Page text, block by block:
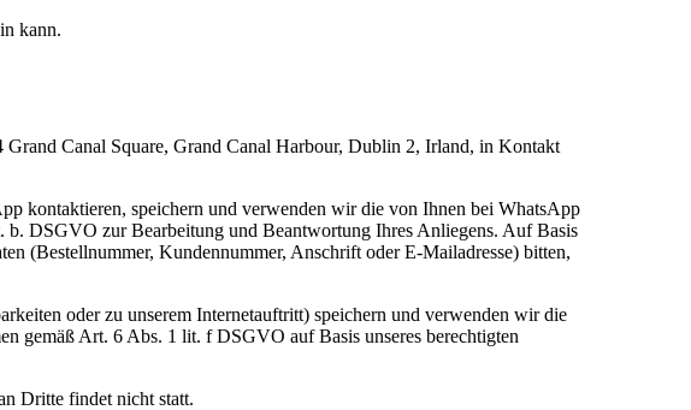
kann.
Canal Square, Grand Canal Harbour, Dublin 2, Irland, in Kontakt
kontaktieren, speichern und verwenden wir die von Ihnen bei WhatsApp
DSGVO zur Bearbeitung und Beantwortung Ihres Anliegens. Auf Basis
(Bestellnummer, Kundennummer, Anschrift oder E-Mailadresse) bitten,
oder zu unserem Internetauftritt) speichern und verwenden wir die
gemäß Art. 6 Abs. 1 lit. f DSGVO auf Basis unseres berechtigten
Dritte findet nicht statt.